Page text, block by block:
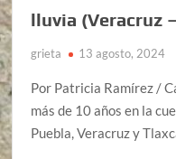
lluvia (Veracruz
grieta 13 agosto, 2024
Por Patricia Ramírez /
más de 10 años en la
Puebla, Veracruz y